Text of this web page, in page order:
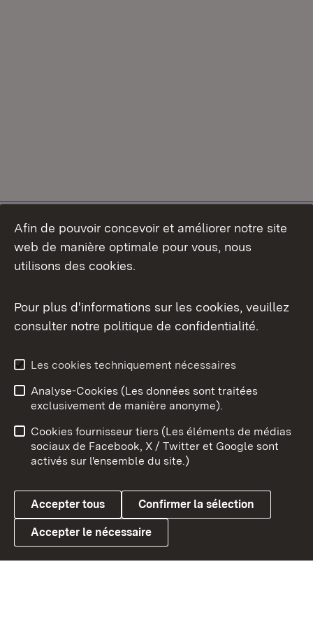
Aperçu des thèmes
Link zum Landesportal
Conseils d'utilisation
Confidentialité
Cookies
Afin de pouvoir concevoir et améliorer notre site
web de manière optimale pour vous, nous
utilisons des cookies.
Pour plus d'informations sur les cookies, veuillez
consulter notre politique de confidentialité.
Les cookies techniquement nécessaires
Analyse-Cookies (Les données sont traitées
exclusivement de manière anonyme).
Cookies fournisseur tiers (Les éléments de médias
sociaux de Facebook, X / Twitter et Google sont
activés sur l'ensemble du site.)
Accepter tous Confirmer la sélection
Accepter le nécessaire